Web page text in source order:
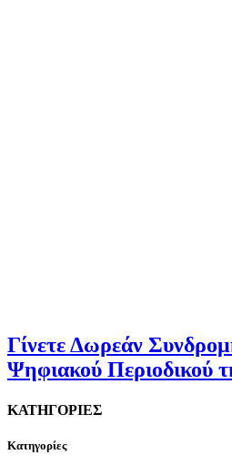
Γίνετε Δωρεάν
Ψηφιακού Περιοδικού
ΚΑΤΗΓΟΡΙΕΣ
Kατηγορίες